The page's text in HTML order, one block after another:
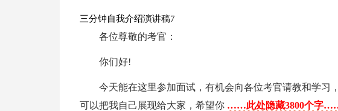
三分钟自我介绍演讲稿7
各位尊敬的考官：
你们好!
今天能在这里参加面试，有机会向各位考官请教和学习
可以把我自己展现给大家，希望你 ……此处隐藏3800个字